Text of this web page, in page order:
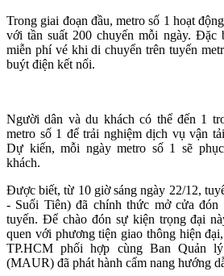
Trong giai đoạn đầu, metro số 1 hoạt
với tần suất 200 chuyến mỗi ngày. Đặc
miễn phí vé khi di chuyển trên tuyến
buýt điện kết nối.
Người dân và du khách có thể đến 1
metro số 1 để trải nghiệm dịch vụ vận
Dự kiến, mỗi ngày metro số 1 sẽ
khách.
Được biết, từ 10 giờ sáng ngày 22/12,
- Suối Tiên) đã chính thức mở cửa đón
tuyến. Để chào đón sự kiện trọng đại
quen với phương tiện giao thông hiện
TP.HCM phối hợp cùng Ban Quản
(MAUR) đã phát hành cẩm nang hướng